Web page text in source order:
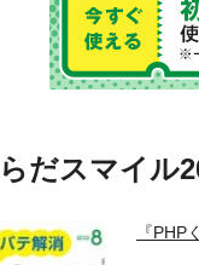
だスマイル
『